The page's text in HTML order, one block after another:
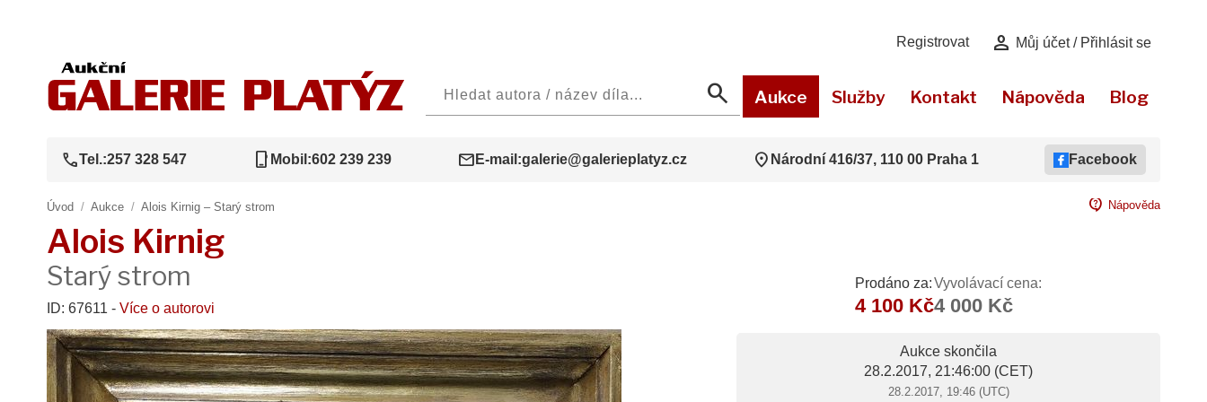
Registrovat person Můj účet / Přihlásit se
search Aukce Služby Kontakt Nápověda Blog
callTel.:257 328 547 phone_iphone Mobil:602 239 239 mail E-mail:galerie@galerieplatyz.cz location_on Národní 416/37, 110 00 Praha 1 Facebook
Úvod / Aukce / Alois Kirnig – Starý strom contact_support Nápověda
Alois Kirnig
Starý strom
ID: 67611 - Více o autorovi
Prodáno za:
4 100 Kč
Vyvolávací cena:
4 000 Kč
Aukce skončila
28.2.2017, 21:46:00 (CET)
28.2.2017, 19:46 (UTC)